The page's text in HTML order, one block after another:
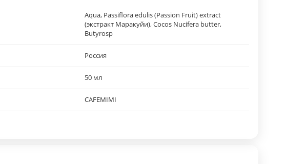
Aqua, Passiflora edulis (Passion Fruit) extract
(экстракт Маракуйи), Cocos Nucifera butter,
Butyrosp
Россия
50 мл
CAFEMIMI